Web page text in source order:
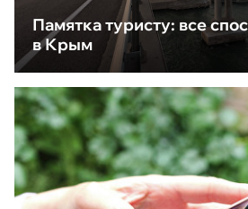
Памятка туристу: все
в Крым